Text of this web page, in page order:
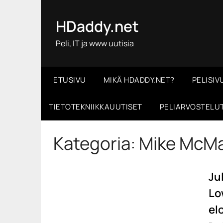
HDaddy.net
Peli, IT ja www uutisia
ETUSIVU MIKÄ HDADDY.NET?
TIETOTEKNIIKKAUUTISET
Kategoria: Mike